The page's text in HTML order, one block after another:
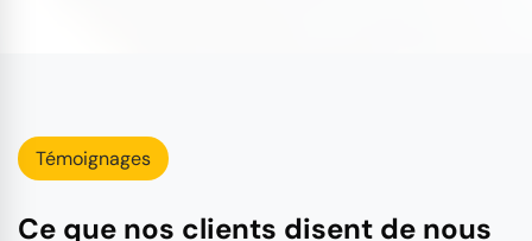
Témoignages
Ce que nos clients disent de nous